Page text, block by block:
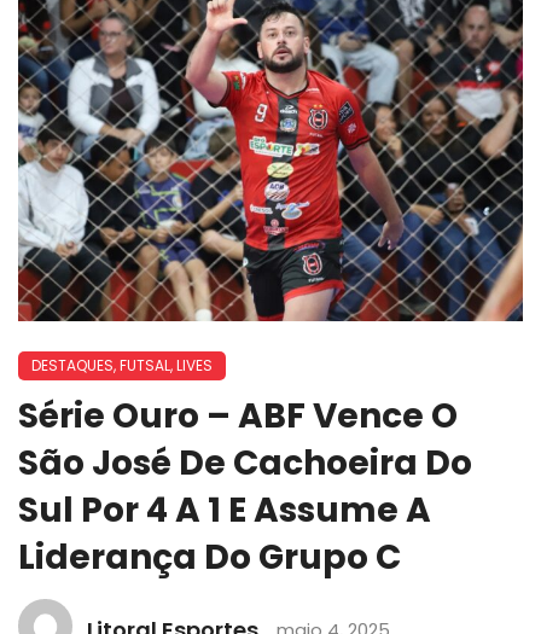
DESTAQUES,FUTSAL,LIVES
Série Ouro – ABF Vence O
São José De Cachoeira Do
Sul Por 4 A 1 E Assume A
Liderança Do Grupo C